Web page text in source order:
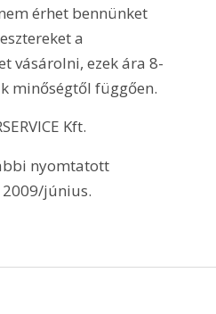
érhet bennünket
a
vásárolni, ezek ára 8-
minőségtől függően.
Kft.
nyomtatott
június.